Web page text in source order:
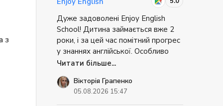
все
з
безпорадним. Міг вирішити базові
речі самостійно. Це дуже знижує
стрес при переїзді.
Дуже задоволені Enjoy English
School! Дитина займається вже 2
роки, і за цей час помітний прогрес
у знаннях англійської. Особливо
радує, що дитина із задоволенням
вчитися. Дякую викладачам за
професіоналізм, цікаве навчання та
Читати більше...
Вікторія Грапенко
05.08.2026 15:47